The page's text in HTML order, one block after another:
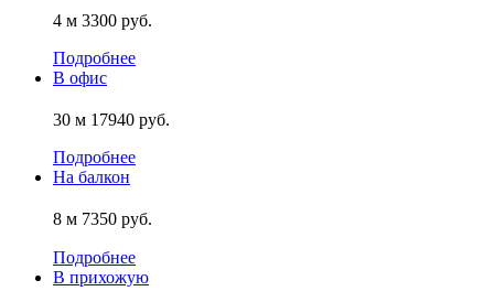
4 м 3300 руб.
Подробнее
В офис
30 м 17940 руб.
Подробнее
На балкон
8 м 7350 руб.
Подробнее
В прихожую